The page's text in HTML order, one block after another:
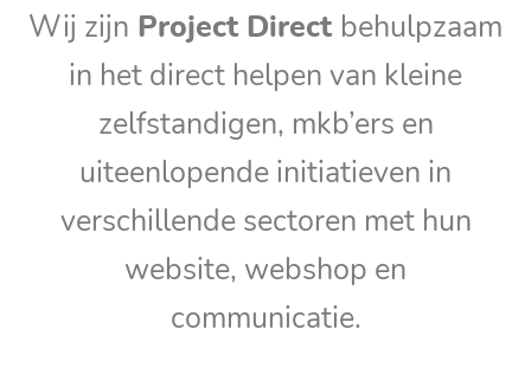
Wij zijn Project Direct behulpzaam
in het direct helpen van kleine
zelfstandigen, mkb’ers en
uiteenlopende initiatieven in
verschillende sectoren met hun
website, webshop en
communicatie.